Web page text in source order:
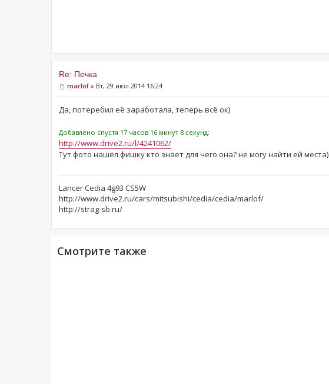
Re: Печка
marlof » Вт, 29 июл 2014 16:24
Да, потеребил её заработала, теперь всё ок)
Добавлено спустя 17 часов 16 минут 8 секунд:
http://www.drive2.ru/l/4241062/
Тут фото нашёл фишку кто знает для чего она? не могу найти ей места)
Lancer Cedia 4g93 CS5W
http://www.drive2.ru/cars/mitsubishi/cedia/cedia/marlof/
http://strag-sb.ru/
Смотрите также